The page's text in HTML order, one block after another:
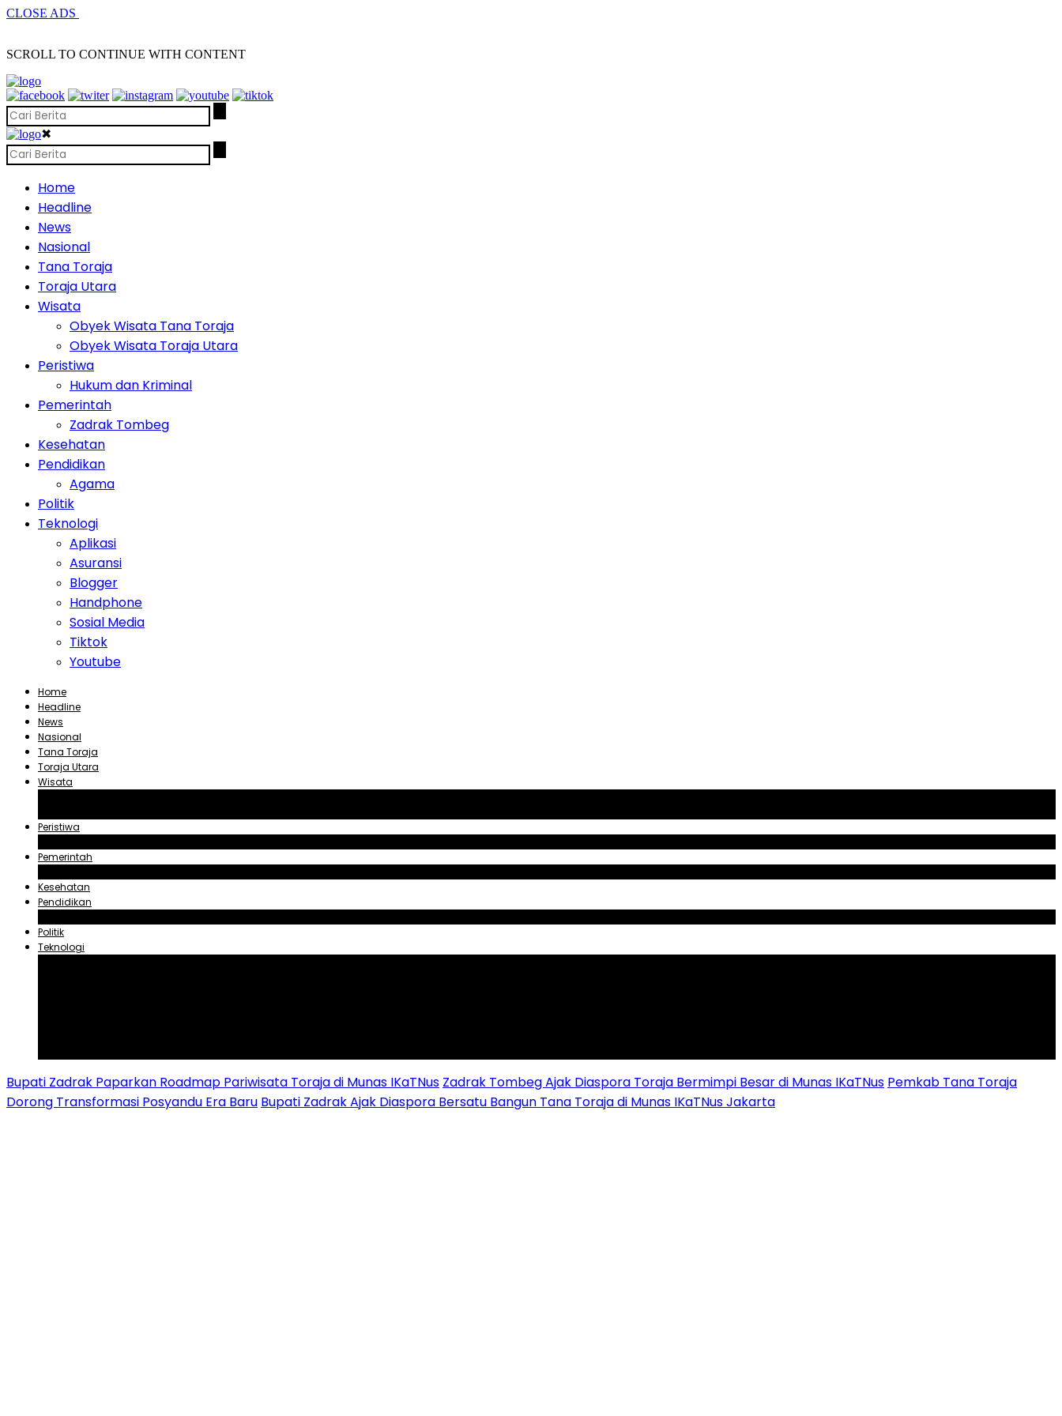
CLOSE ADS
SCROLL TO CONTINUE WITH CONTENT
✖
Home
Headline
News
Nasional
Tana Toraja
Toraja Utara
Wisata
Obyek Wisata Tana Toraja
Obyek Wisata Toraja Utara
Peristiwa
Hukum dan Kriminal
Pemerintah
Zadrak Tombeg
Kesehatan
Pendidikan
Agama
Politik
Teknologi
Aplikasi
Asuransi
Blogger
Handphone
Sosial Media
Tiktok
Youtube
Home
Headline
News
Nasional
Tana Toraja
Toraja Utara
Wisata
Peristiwa
Pemerintah
Kesehatan
Pendidikan
Politik
Teknologi
Bupati Zadrak Paparkan Roadmap Pariwisata Toraja di Munas IKaTNus Zadrak Tombeg Ajak Diaspora Toraja Bermimpi Besar di Munas IKaTNus Pemkab Tana Toraja
Dorong Transformasi Posyandu Era Baru Bupati Zadrak Ajak Diaspora Bersatu Bangun Tana Toraja di Munas IKaTNus Jakarta